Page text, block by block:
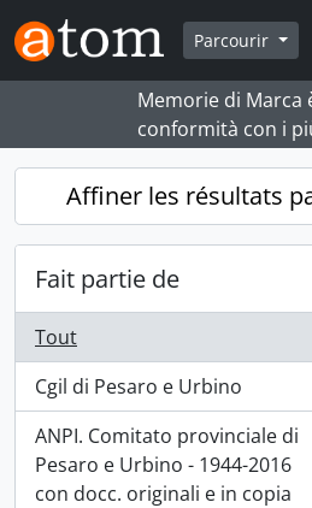
Skip to main content
Parcourir
Memorie di Marca
conformità con i
Affiner les résultats
Fait partie de
Tout
Cgil di Pesaro e Urbino
, 993 résultats
ANPI. Comitato provinciale di
Pesaro e Urbino - 1944-2016
con docc. originali e in copia
, 417 résultats